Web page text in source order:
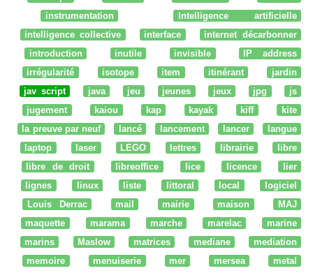
instrumentation
Intelligence artificielle
intelligence collective
interface
internet décarbonner
introduction
inutile invisible
IP address
irrégularité
isotope item itinérant
jardin
jav script
java jeu jeunes jeux jpg
js
jugement
kaiou kap kayak kiff
kite
la preuve par neuf
lancé lancement lancer
langue
laptop
laser LEGO lettres librairie
libre
libre de droit
libreoffice lice licence
lier
lignes
linux liste littoral local
logiciel
Louis Derrac
mail mairie maison
MAJ
maquette
marama marche marelac
marine
marins
Maslow matrices mediane
mediation
memoire
menuiserie mer mersea
metal